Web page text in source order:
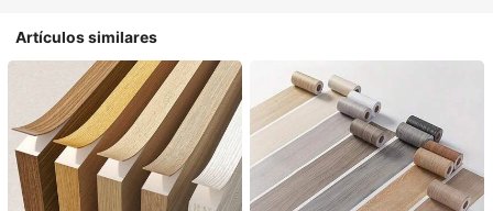
Artículos similares